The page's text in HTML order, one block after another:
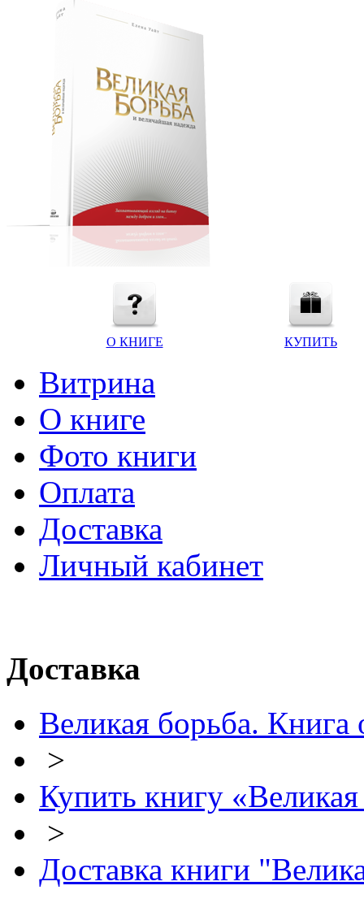
О КНИГЕ КУПИТЬ
Витрина
О книге
Фото книги
Оплата
Доставка
Личный кабинет
Доставка
Великая борьба. Книга
>
Купить книгу
>
Доставка книги